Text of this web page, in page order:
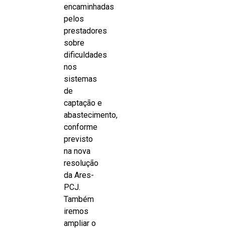
encaminhadas
pelos
prestadores
sobre
dificuldades
nos
sistemas
de
captação e
abastecimento,
conforme
previsto
na nova
resolução
da Ares-
PCJ.
Também
iremos
ampliar o